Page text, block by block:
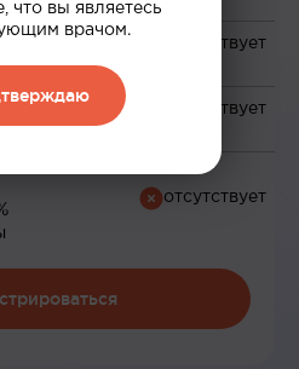
в
по
что вы являетесь
врачом.